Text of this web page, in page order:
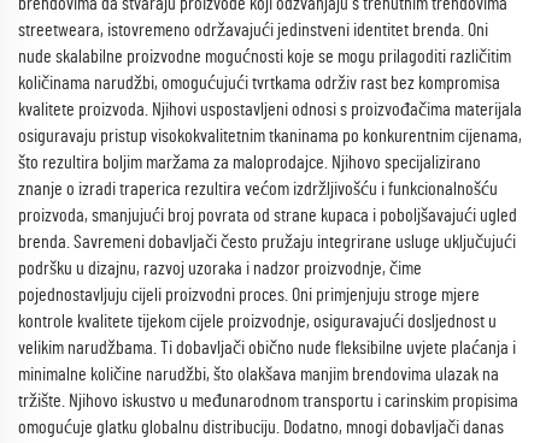
streetweara, istovremeno održavajući jedinstveni identitet brenda. Oni
nude skalabilne proizvodne mogućnosti koje se mogu prilagoditi različitim
količinama narudžbi, omogućujući tvrtkama održiv rast bez kompromisa
kvalitete proizvoda. Njihovi uspostavljeni odnosi s proizvođačima materijala
osiguravaju pristup visokokvalitetnim tkaninama po konkurentnim cijenama,
što rezultira boljim maržama za maloprodajce. Njihovo specijalizirano
znanje o izradi traperica rezultira većom izdržljivošću i funkcionalnošću
proizvoda, smanjujući broj povrata od strane kupaca i poboljšavajući ugled
brenda. Savremeni dobavljači često pružaju integrirane usluge uključujući
podršku u dizajnu, razvoj uzoraka i nadzor proizvodnje, čime
pojednostavljuju cijeli proizvodni proces. Oni primjenjuju stroge mjere
kontrole kvalitete tijekom cijele proizvodnje, osiguravajući dosljednost u
velikim narudžbama. Ti dobavljači obično nude fleksibilne uvjete plaćanja i
minimalne količine narudžbi, što olakšava manjim brendovima ulazak na
tržište. Njihovo iskustvo u međunarodnom transportu i carinskim propisima
omogućuje glatku globalnu distribuciju. Dodatno, mnogi dobavljači danas